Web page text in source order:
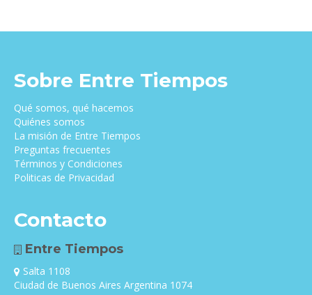
Sobre Entre Tiempos
Qué somos, qué hacemos
Quiénes somos
La misión de Entre Tiempos
Preguntas frecuentes
Términos y Condiciones
Politicas de Privacidad
Contacto
Entre Tiempos
Salta 1108
Ciudad de Buenos Aires Argentina 1074